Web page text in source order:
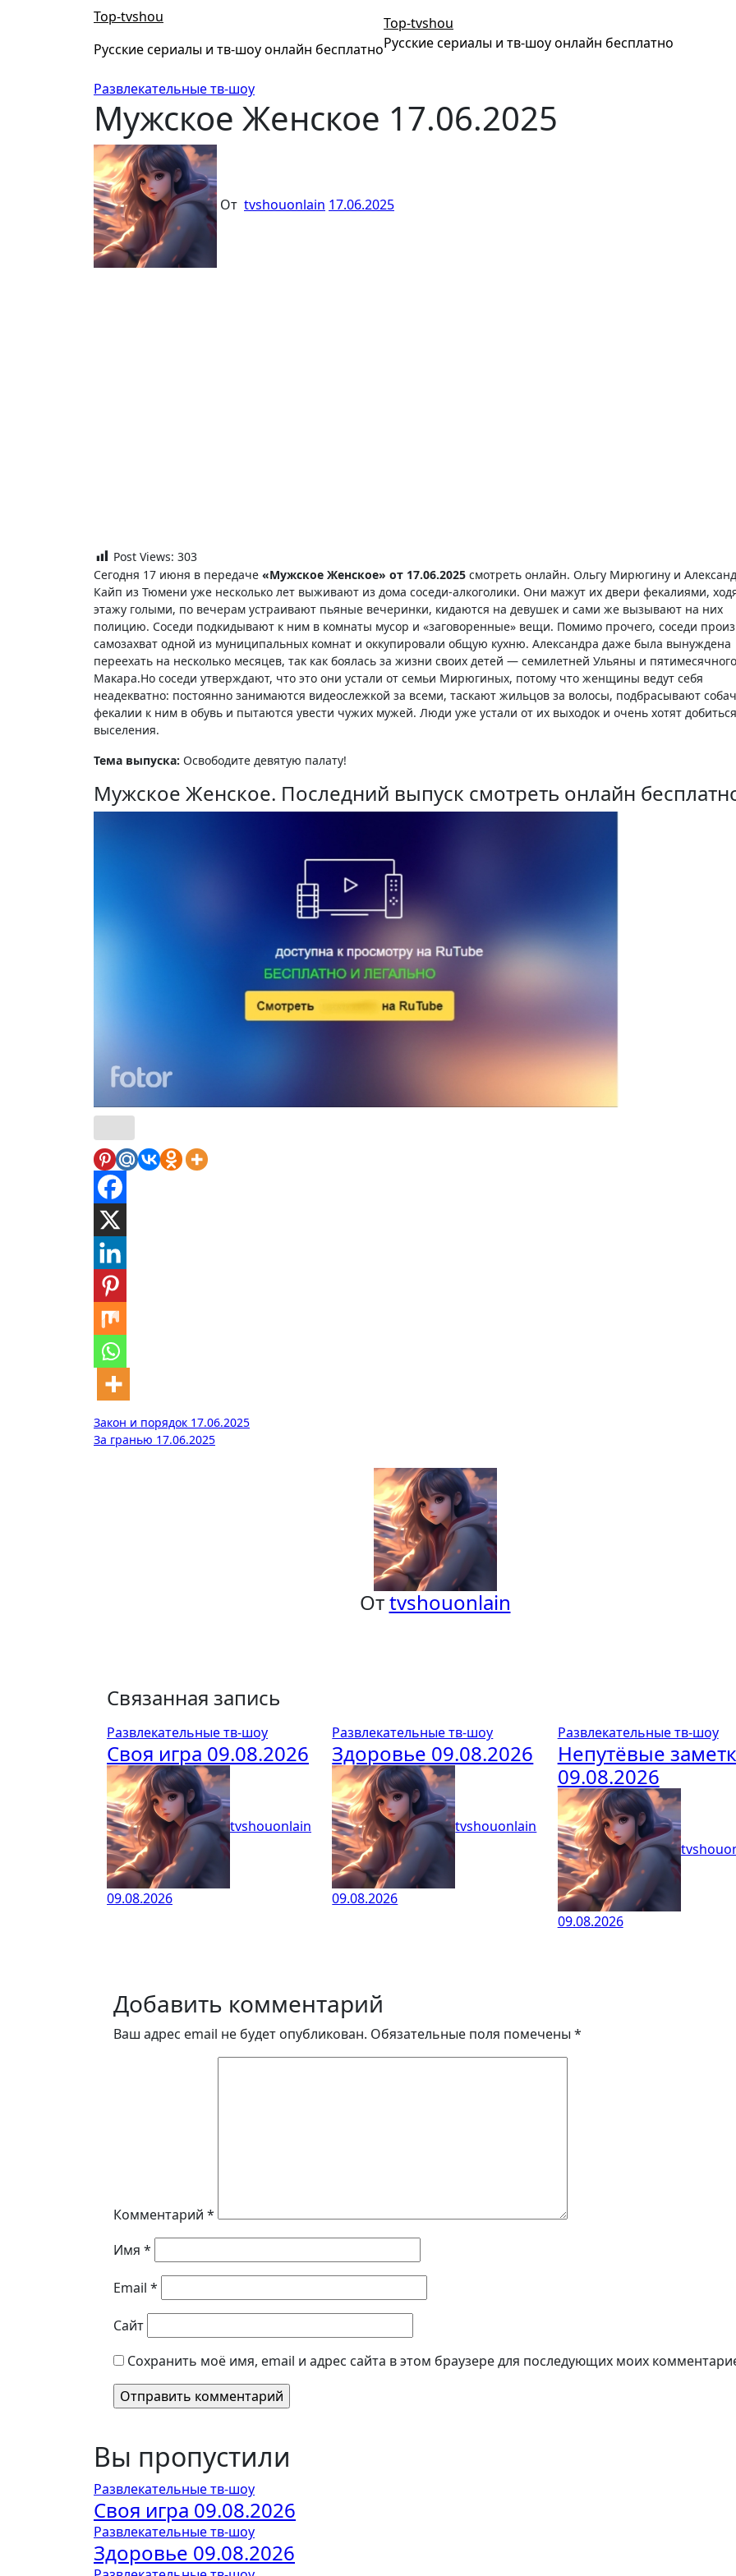
Top-tvshou
Русские сериалы и тв-шоу онлайн бесплатно
Top-tvshou
Русские сериалы и тв-шоу онлайн бесплатно
Развлекательные тв-шоу
Мужское Женское 17.06.2025
От tvshouonlain 17.06.2025
Post Views: 303
Сегодня 17 июня в передаче «Мужское Женское» от 17.06.2025 смотреть онлайн. Ольгу Мирюгину и
Кайп из Тюмени уже несколько лет выживают из дома соседи-алкоголики. Они мажут их двери фекалиями,
этажу голыми, по вечерам устраивают пьяные вечеринки, кидаются на девушек и сами же вызывают на них
полицию. Соседи подкидывают к ним в комнаты мусор и «заговоренные» вещи. Помимо прочего, соседи
самозахват одной из муниципальных комнат и оккупировали общую кухню. Александра даже была вынуждена
переехать на несколько месяцев, так как боялась за жизни своих детей — семилетней Ульяны и пятимесячного
Макара.Но соседи утверждают, что это они устали от семьи Мирюгиных, потому что женщины ведут себя
неадекватно: постоянно занимаются видеослежкой за всеми, таскают жильцов за волосы, подбрасывают
фекалии к ним в обувь и пытаются увести чужих мужей. Люди уже устали от их выходок и очень хотят
выселения.
Тема выпуска: Освободите девятую палату!
Мужское Женское. Последний выпуск смотреть онлайн
Навигация
по
Закон и порядок 17.06.2025
За гранью 17.06.2025
Отtvshouonlain
Связанная запись
Развлекательные тв-шоу
Своя игра 09.08.2026
tvshouonlain
09.08.2026
Развлекательные тв-шоу
Здоровье 09.08.2026
tvshouonlain
09.08.2026
Развлекательные тв-шоу
Непутёвые
09.08.2026
09.08.2026
Добавить комментарий
Ваш адрес email не будет опубликован. Обязательные поля помечены *
Комментарий *
Имя *
Email *
Сайт
Сохранить моё имя, email и адрес сайта в этом браузере для последующих моих
Вы пропустили
Развлекательные тв-шоу
Своя игра 09.08.2026
Развлекательные тв-шоу
Здоровье 09.08.2026